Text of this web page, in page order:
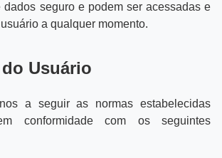
dados seguro e podem ser acessadas e
a qualquer momento.
Usuário
nos a seguir as normas estabelecidas
conformidade com os seguintes